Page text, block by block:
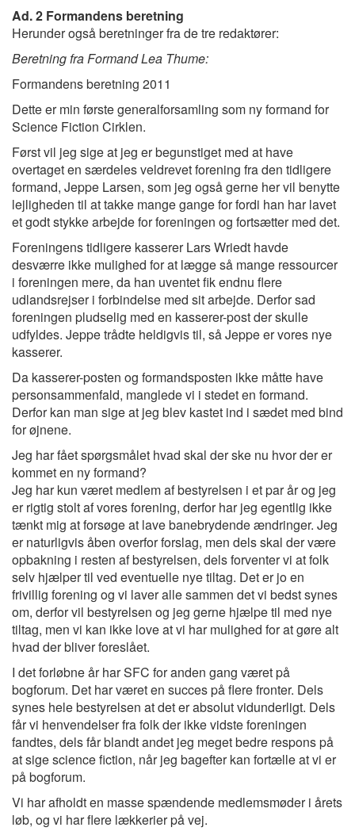
Ad. 2 Formandens beretning
Herunder også beretninger fra de tre redaktører:
Beretning fra Formand Lea Thume:
Formandens beretning 2011
Dette er min første generalforsamling som ny formand for
Science Fiction Cirklen.
Først vil jeg sige at jeg er begunstiget med at have
overtaget en særdeles veldrevet forening fra den tidligere
formand, Jeppe Larsen, som jeg også gerne her vil benytte
lejligheden til at takke mange gange for fordi han har lavet
et godt stykke arbejde for foreningen og fortsætter med det.
Foreningens tidligere kasserer Lars Wriedt havde
desværre ikke mulighed for at lægge så mange ressourcer
i foreningen mere, da han uventet fik endnu flere
udlandsrejser i forbindelse med sit arbejde. Derfor sad
foreningen pludselig med en kasserer-post der skulle
udfyldes. Jeppe trådte heldigvis til, så Jeppe er vores nye
kasserer.
Da kasserer-posten og formandsposten ikke måtte have
personsammenfald, manglede vi i stedet en formand.
Derfor kan man sige at jeg blev kastet ind i sædet med bind
for øjnene.
Jeg har fået spørgsmålet hvad skal der ske nu hvor der er
kommet en ny formand?
Jeg har kun været medlem af bestyrelsen i et par år og jeg
er rigtig stolt af vores forening, derfor har jeg egentlig ikke
tænkt mig at forsøge at lave banebrydende ændringer. Jeg
er naturligvis åben overfor forslag, men dels skal der være
opbakning i resten af bestyrelsen, dels forventer vi at folk
selv hjælper til ved eventuelle nye tiltag. Det er jo en
frivillig forening og vi laver alle sammen det vi bedst synes
om, derfor vil bestyrelsen og jeg gerne hjælpe til med nye
tiltag, men vi kan ikke love at vi har mulighed for at gøre alt
hvad der bliver foreslået.
I det forløbne år har SFC for anden gang været på
bogforum. Det har været en succes på flere fronter. Dels
synes hele bestyrelsen at det er absolut vidunderligt. Dels
får vi henvendelser fra folk der ikke vidste foreningen
fandtes, dels får blandt andet jeg meget bedre respons på
at sige science fiction, når jeg bagefter kan fortælle at vi er
på bogforum.
Vi har afholdt en masse spændende medlemsmøder i årets
løb, og vi har flere lækkerier på vej.